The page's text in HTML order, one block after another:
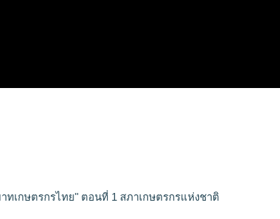
เกษตรกรไทย" ตอนที่ 1 สภาเกษตรกรแห่งชาติ